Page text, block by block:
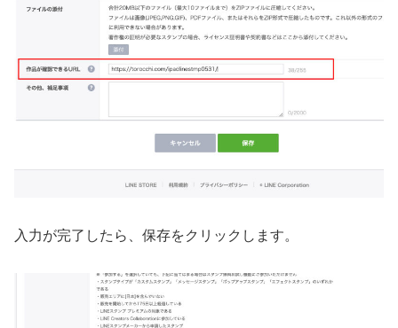
入力が完了したら、保存をクリックします。